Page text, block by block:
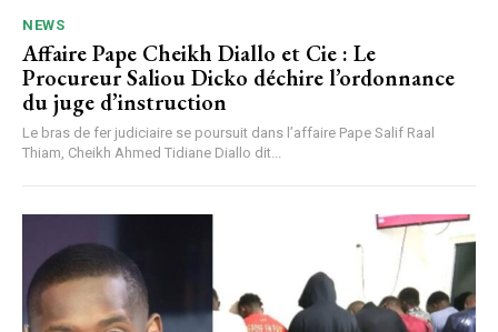
NEWS
Affaire Pape Cheikh Diallo et Cie : Le
Procureur Saliou Dicko déchire l’ordonnance
du juge d’instruction
Le bras de fer judiciaire se poursuit dans l’affaire Pape Salif Raal
Thiam, Cheikh Ahmed Tidiane Diallo dit...